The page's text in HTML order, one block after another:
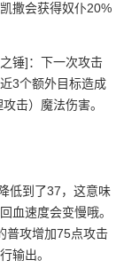
撒会获得奴仆20%
锤]：下一次攻击
3个额外目标造成
击）魔法伤害。
低到了37，这意味
血速度会变慢哦。
普攻增加75点攻击
输出。